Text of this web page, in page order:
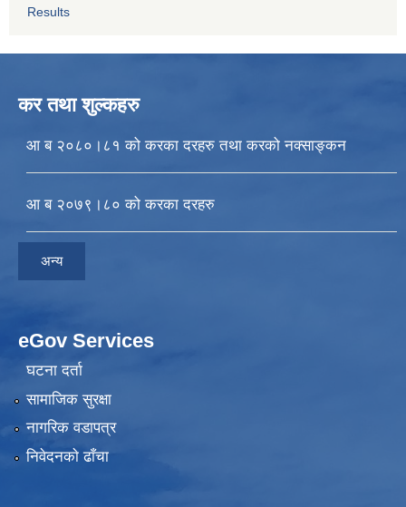
Results
कर तथा शुल्कहरु
आ ब २०८०।८१ को करका दरहरु तथा करको नक्साङ्कन
आ ब २०७९।८० को करका दरहरु
अन्य
eGov Services
घटना दर्ता
सामाजिक सुरक्षा
नागरिक वडापत्र
निवेदनकाे ढाँचा